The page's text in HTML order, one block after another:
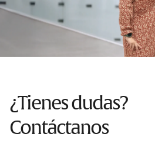
¿Tienes dudas?
Contáctanos